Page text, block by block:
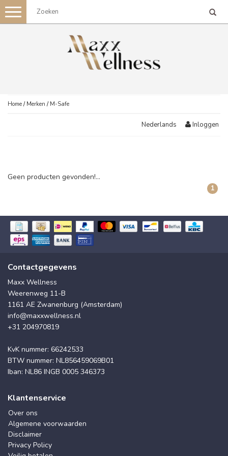
Toggle
navigation
Home / Merken / M-Safe
Nederlands Inloggen
Geen producten gevonden!...
1
Contactgegevens
Maxx Wellness
Weerenweg 11-B
1161 AE Zwanenburg (Amsterdam)
info@maxxwellness.nl
+31 204970819
KvK nummer: 66242533
BTW nummer: NL856459069B01
Iban: NL86 INGB 0005 346373
Klantenservice
Over ons
Algemene voorwaarden
Disclaimer
Privacy Policy